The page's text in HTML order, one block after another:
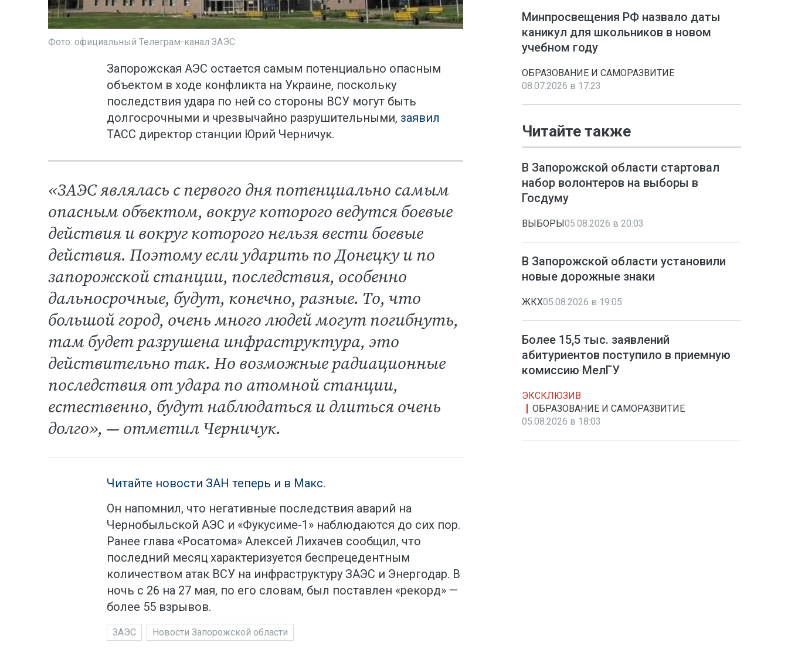
Фото: официальный Телеграм-канал ЗАЭС
Запорожская АЭС остается самым потенциально опасным
объектом в ходе конфликта на Украине, поскольку
последствия удара по ней со стороны ВСУ могут быть
долгосрочными и чрезвычайно разрушительными, заявил
ТАСС директор станции Юрий Черничук.
«ЗАЭС являлась с первого дня потенциально самым
опасным объектом, вокруг которого ведутся боевые
действия и вокруг которого нельзя вести боевые
действия. Поэтому если ударить по Донецку и по
запорожской станции, последствия, особенно
дальносрочные, будут, конечно, разные. То, что
большой город, очень много людей могут погибнуть,
там будет разрушена инфраструктура, это
действительно так. Но возможные радиационные
последствия от удара по атомной станции,
естественно, будут наблюдаться и длиться очень
долго», — отметил Черничук.
Читайте новости ЗАН теперь и в Макс.
Он напомнил, что негативные последствия аварий на
Чернобыльской АЭС и «Фукусиме-1» наблюдаются до сих пор.
Ранее глава «Росатома» Алексей Лихачев сообщил, что
последний месяц характеризуется беспрецедентным
количеством атак ВСУ на инфраструктуру ЗАЭС и Энергодар. В
ночь с 26 на 27 мая, по его словам, был поставлен «рекорд» —
более 55 взрывов.
ЗАЭС Новости Запорожской области
Минпросвещения РФ назвало даты
каникул для школьников в новом
учебном году
ОБРАЗОВАНИЕ И САМОРАЗВИТИЕ
08.07.2026 в 17:23
Читайте также
В Запорожской области стартовал
набор волонтеров на выборы в
Госдуму
ВЫБОРЫ 05.08.2026 в 20:03
В Запорожской области установили
новые дорожные знаки
ЖКХ05.08.2026 в 19:05
Более 15,5 тыс. заявлений
абитуриентов поступило в приемную
комиссию МелГУ
ЭКСКЛЮЗИВ
ОБРАЗОВАНИЕ И САМОРАЗВИТИЕ
05.08.2026 в 18:03